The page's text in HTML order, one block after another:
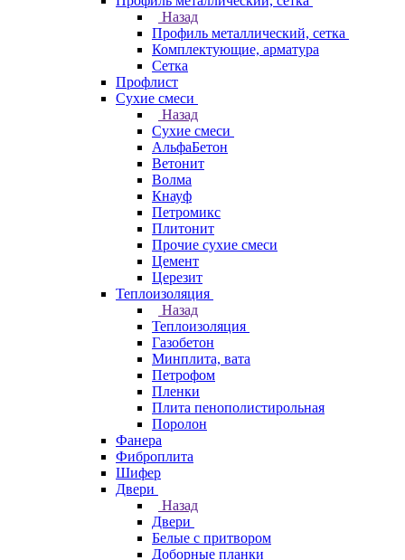
Назад
Профиль металлический, сетка
Комплектующие, арматура
Сетка
Профлист
Сухие смеси
Назад
Сухие смеси
АльфаБетон
Ветонит
Волма
Кнауф
Петромикс
Плитонит
Прочие сухие смеси
Цемент
Церезит
Теплоизоляция
Назад
Теплоизоляция
Газобетон
Минплита, вата
Петрофом
Пленки
Плита пенополистирольная
Поролон
Фанера
Фиброплита
Шифер
Двери
Назад
Двери
Белые с притвором
Доборные планки